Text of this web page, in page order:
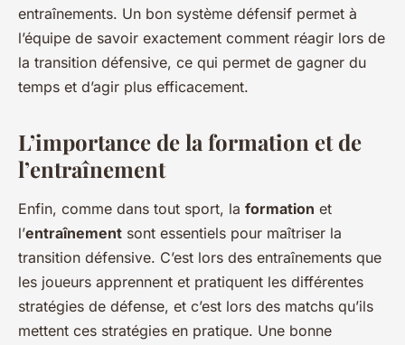
entraînements. Un bon système défensif permet à
l’équipe de savoir exactement comment réagir lors de
la transition défensive, ce qui permet de gagner du
temps et d’agir plus efficacement.
L’importance de la formation et de
l’entraînement
Enfin, comme dans tout sport, la formation et
l’entraînement sont essentiels pour maîtriser la
transition défensive. C’est lors des entraînements que
les joueurs apprennent et pratiquent les différentes
stratégies de défense, et c’est lors des matchs qu’ils
mettent ces stratégies en pratique. Une bonne